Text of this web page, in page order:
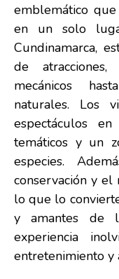
emblemático
en un solo
Cundinamarca,
de atracciones,
mecánicos
naturales. Los
espectáculos
temáticos y un
especies.
conservación y
lo que lo
y amantes de
experiencia
entretenimiento y